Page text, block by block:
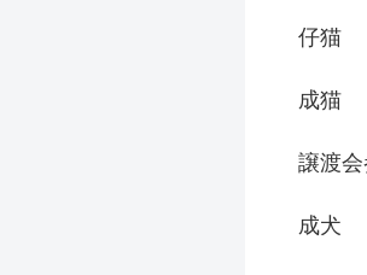
仔猫
成猫
譲渡
成犬